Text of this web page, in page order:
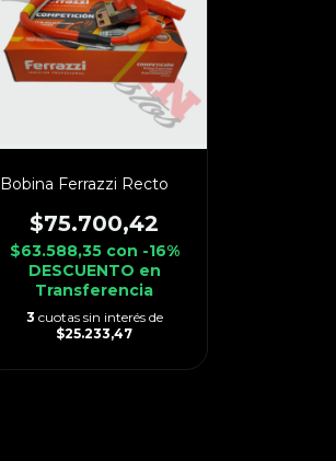
Bobina Ferrazzi Recto
$75.700,42
$63.588,35 con -16%
DESCUENTO en
Transferencia
3 cuotas sin interés de
$25.233,47